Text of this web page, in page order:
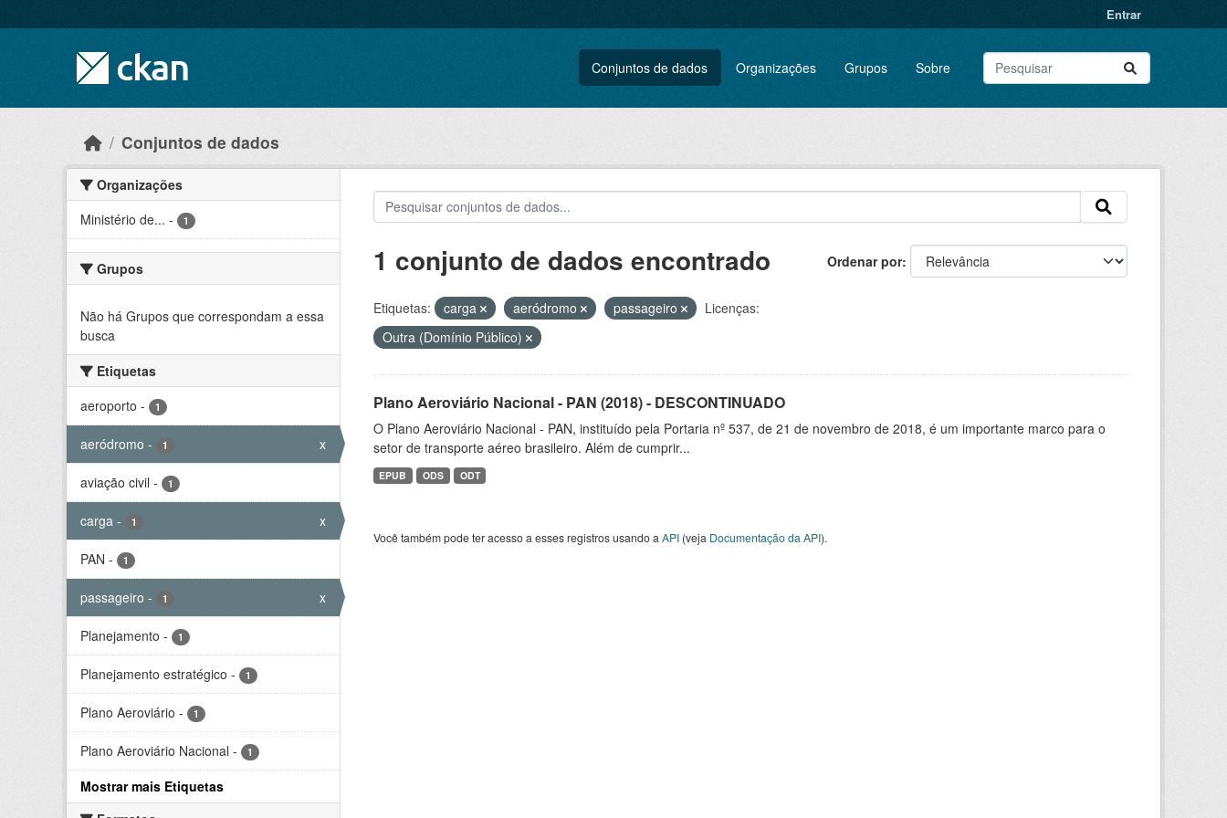
Entrar
Conjuntos de dados Organizações Grupos Sobre
Conjuntos de dados
Organizações
Ministério de... - 1
Grupos
Não há Grupos que correspondam a essa
busca
Etiquetas
aeroporto - 1
aeródromo - 1 x
aviação civil - 1
carga - 1 x
PAN - 1
passageiro - 1 x
Planejamento - 1
Planejamento estratégico - 1
Plano Aeroviário - 1
Plano Aeroviário Nacional - 1
Mostrar mais Etiquetas
Ordenar por
1 conjunto de dados encontrado
Etiquetas: carga aeródromo passageiro
Licenças:
Outra (Domínio Público)
Plano Aeroviário Nacional - PAN (2018) - DESCONTINUADO
O Plano Aeroviário Nacional - PAN, instituído pela Portaria nº 537, de 21 de novembro de 2018, é um importante marco para o
setor de transporte aéreo brasileiro. Além de cumprir...
EPUB ODS ODT
Você também pode ter acesso a esses registros usando a API(veja Documentação da API).